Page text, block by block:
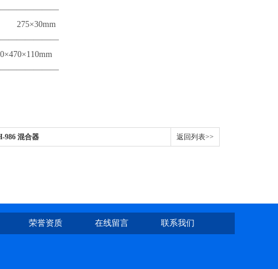
986 混合器 返回列表>>
荣誉资质 在线留言 联系我们